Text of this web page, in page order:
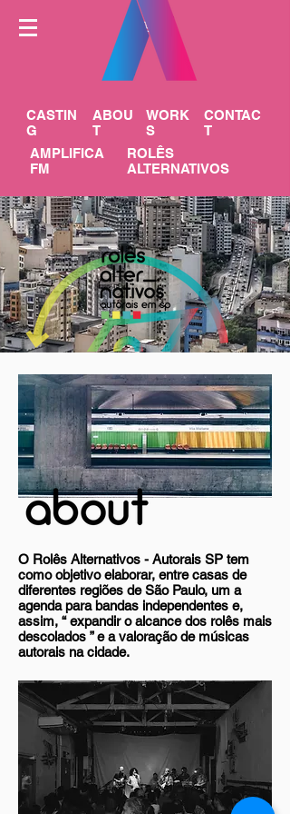
CASTIN
G
ABOU
T
WORK
S
CONTAC
T
AMPLIFICA
FM
ROLÊS
ALTERNATIVOS
O Rolês Alternativos - Autorais SP tem
como objetivo elaborar, entre casas de
diferentes regiões de São Paulo, um a
agenda para bandas independentes e,
assim, “ expandir o alcance dos rolês mais
descolados ” e a valoração de músicas
autorais na cidade.